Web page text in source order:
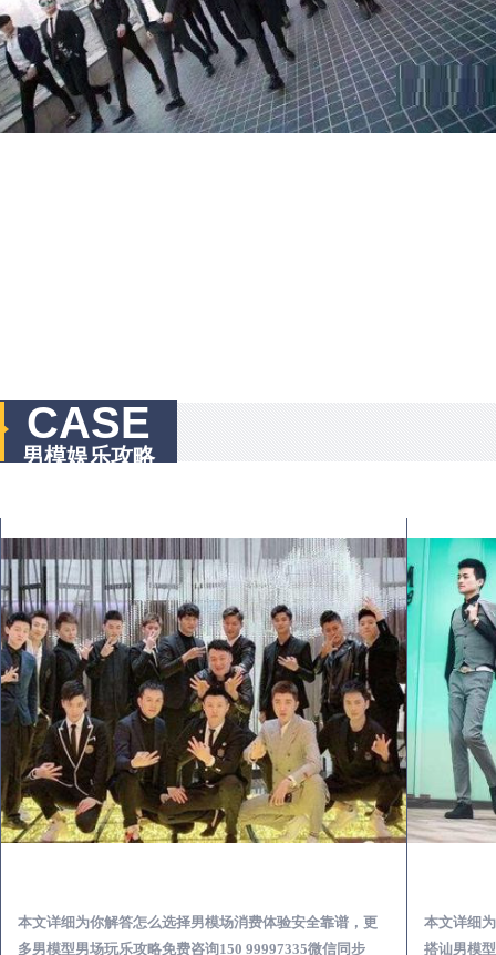
CASE
男模娱乐攻略
本文详细为你解答怎么选择男模场消费体验安全靠谱，更
多男模型男场玩乐攻略免费咨询150 99997335微信同步
本文详细
搭讪男模